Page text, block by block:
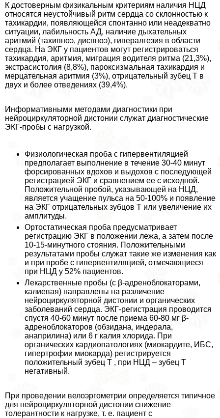
К достоверным физикальным критериям наличия НЦД
относятся неустойчивый ритм сердца со склонностью к
тахикардии, появляющейся спонтанно или неадекватно
ситуации, лабильность АД, наличие дыхательных
аритмий (тахипноэ, диспноэ), гипералгезия в области
сердца. На ЭКГ у пациентов могут регистрироваться
тахикардия, аритмия, миграция водителя ритма (21,3%),
экстрасистолия (8,8%), пароксизмальная тахикардия и
мерцательная аритмия (3%), отрицательный зубец Т в
двух и более отведениях (39,4%).
Информативными методами диагностики при
нейроциркуляторной дистонии служат диагностические
ЭКГ-пробы с нагрузкой.
Физиологическая проба с гипервентиляцией
предполагает выполнение в течение 30-40 минут
форсированных вдохов и выдохов с последующей
регистрацией ЭКГ и сравнением ее с исходной.
Положительной пробой, указывающей на НЦД,
является учащение пульса на 50-100% и появление
на ЭКГ отрицательных зубцов Т или увеличение их
амплитуды.
Ортостатическая проба предусматривает
регистрацию ЭКГ в положении лежа, а затем после
10-15-минутного стояния. Положительными
результатами пробы служат такие же изменения как
и при пробе с гипервентиляцией, отмечающиеся
при НЦД у 52% пациентов.
Лекарственные пробы (с β-адреноблокаторами,
калиевая) направлены на различение
нейроциркуляторной дистонии и органических
заболеваний сердца. ЭКГ-регистрация проводится
спустя 40-60 минут после приема 60-80 мг β-
адреноблокаторов (обзидана, индерала,
анаприлина) или 6 г калия хлорида. При
органических кардиопатологиях (миокардите, ИБС,
гипертрофии миокарда) регистрируется
положительный зубец Т , при НЦД – зубец Т
негативный.
При проведении велоэргометрии определяется типичное
для нейроциркуляторной дистонии снижение
толерантности к нагрузке, т. е. пациент с